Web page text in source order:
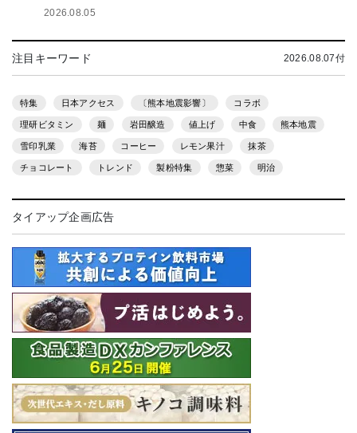
2026.08.05
注目キーワード 2026.08.07付
特集 日本アクセス 〔熊本地震影響〕 コラボ
理研ビタミン 麺 岩田醸造 値上げ 中食 熊本地震
雪印乳業 海苔 コーヒー レモン果汁 抹茶
チョコレート トレンド 製粉特集 惣菜 明治
タイアップ企画広告